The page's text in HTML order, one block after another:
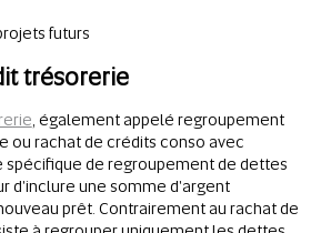
futurs
trésorerie
, également appelé regroupement
ou rachat de crédits conso avec
spécifique de regroupement de dettes
d'inclure une somme d'argent
prêt. Contrairement au rachat de